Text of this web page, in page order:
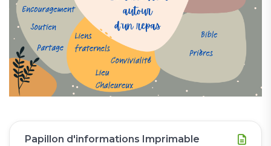
Papillon d'informations Imprimable